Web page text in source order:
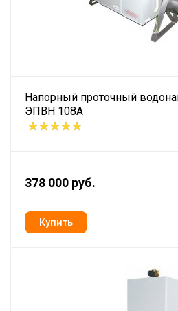
Напорный проточный
ЭПВН 108А
378 000 руб.